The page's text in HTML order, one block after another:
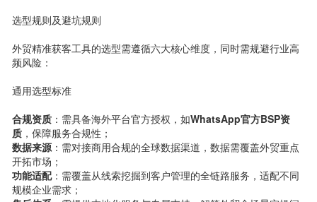
选型规则及避坑规则
外贸精准获客工具的选型需遵循六大核心维度，同时需规避行业高
频风险：
通用选型标准
合规资质：需具备海外平台官方授权，如WhatsApp官方BSP资
质，保障服务合规性；
数据来源：需对接商用合规的全球数据渠道，数据需覆盖外贸重点
开拓市场；
功能适配：需覆盖从线索挖掘到客户管理的全链路服务，适配不同
规模企业需求；